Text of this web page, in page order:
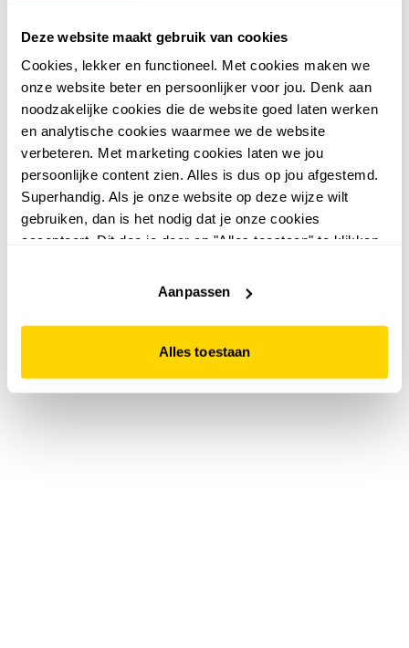
Deze website maakt gebruik van cookies
Cookies, lekker en functioneel. Met cookies maken we
onze website beter en persoonlijker voor jou. Denk aan
noodzakelijke cookies die de website goed laten werken
en analytische cookies waarmee we de website
verbeteren. Met marketing cookies laten we jou
persoonlijke content zien. Alles is dus op jou afgestemd.
Superhandig. Als je onze website op deze wijze wilt
gebruiken, dan is het nodig dat je onze cookies
accepteert. Dit doe je door op "Alles toestaan" te klikken.
website niet optimaal functioneert.
Aanpassen
Alles toestaan